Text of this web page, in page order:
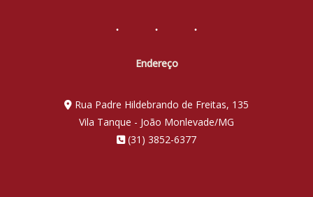
Endereço
Rua Padre Hildebrando de Freitas, 135
Vila Tanque - João Monlevade/MG
(31) 3852-6377